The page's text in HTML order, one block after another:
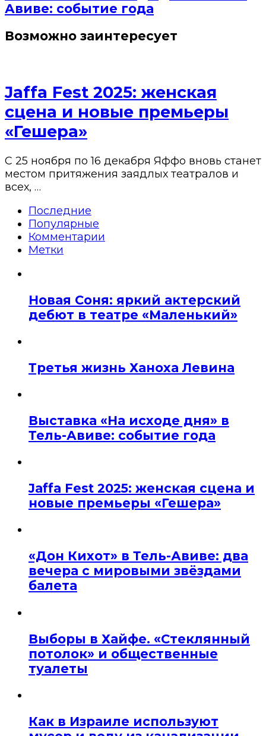
Авиве: событие года
Возможно заинтересует
Jaffa Fest 2025: женская
сцена и новые премьеры
«Гешера»
С 25 ноября по 16 декабря Яффо вновь станет
местом притяжения заядлых театралов и
всех, …
Последние
Популярные
Комментарии
Метки
Новая Соня: яркий актерский
дебют в театре «Маленький»
Третья жизнь Ханоха Левина
Выставка «На исходе дня» в
Тель-Авиве: событие года
Jaffa Fest 2025: женская сцена и
новые премьеры «Гешера»
«Дон Кихот» в Тель-Авиве: два
вечера с мировыми звёздами
балета
Выборы в Хайфе. «Стеклянный
потолок» и общественные
туалеты
Как в Израиле используют